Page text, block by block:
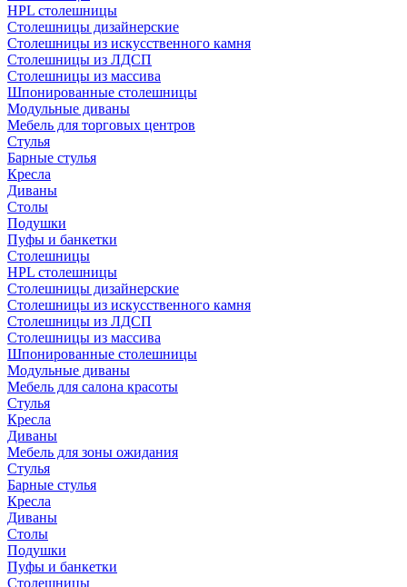
HPL столешницы
Столешницы дизайнерские
Столешницы из искусственного камня
Столешницы из ЛДСП
Столешницы из массива
Шпонированные столешницы
Модульные диваны
Мебель для торговых центров
Стулья
Барные стулья
Кресла
Диваны
Столы
Подушки
Пуфы и банкетки
Столешницы
HPL столешницы
Столешницы дизайнерские
Столешницы из искусственного камня
Столешницы из ЛДСП
Столешницы из массива
Шпонированные столешницы
Модульные диваны
Мебель для салона красоты
Стулья
Кресла
Диваны
Мебель для зоны ожидания
Стулья
Барные стулья
Кресла
Диваны
Столы
Подушки
Пуфы и банкетки
Столешницы